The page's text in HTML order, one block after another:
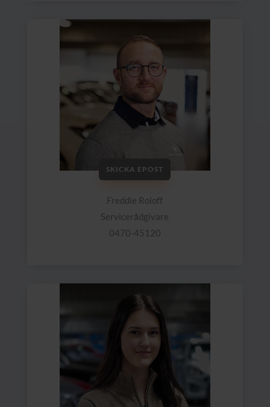
SKICKA EPOST
Freddie Roloff
Servicerådgivare
0470-45120